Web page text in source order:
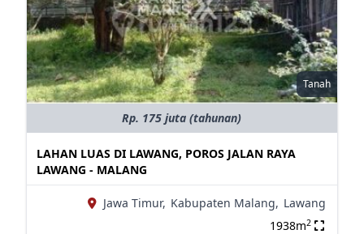
Tanah
Rp. 175 juta (tahunan)
LAHAN LUAS DI LAWANG, POROS JALAN RAYA
LAWANG - MALANG
Jawa Timur, Kabupaten Malang, Lawang
1938m2